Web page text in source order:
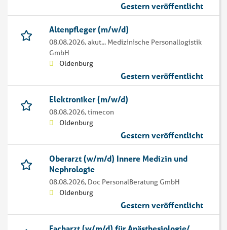
Gestern veröffentlicht
Altenpfleger (m/w/d)
08.08.2026,akut... Medizinische Personallogistik
GmbH
Oldenburg
Gestern veröffentlicht
Elektroniker (m/w/d)
08.08.2026,timecon
Oldenburg
Gestern veröffentlicht
Oberarzt (w/m/d) Innere Medizin und
Nephrologie
08.08.2026, Doc PersonalBeratung GmbH
Oldenburg
Gestern veröffentlicht